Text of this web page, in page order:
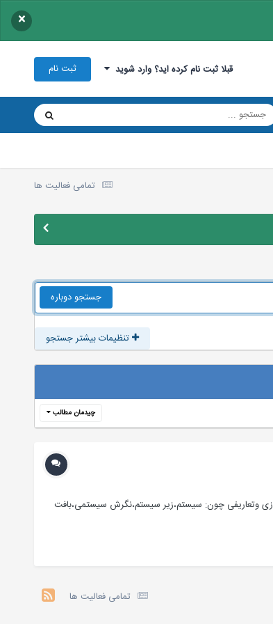
×
قبلا ثبت نام کرده اید؟ وارد شوید ثبت نام
تمامی فعالیت ها
جستجو دوباره
تنظیمات بیشتر جستجو
چیدمان مطالب
وتعاریفی چون: سیستم،زیر سیستم،نگرش سیستمی،بافت
تمامی فعالیت ها